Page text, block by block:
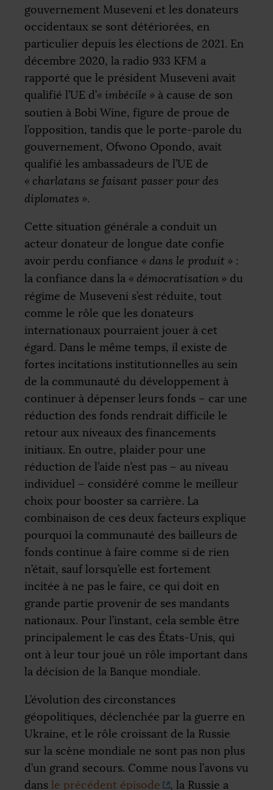
gouvernement Museveni et les donateurs
occidentaux se sont détériorées, en
particulier depuis les élections de 2021. En
décembre 2020, la radio 933 KFM a
rapporté que le président Museveni avait
qualifié l’UE d’« imbécile » à cause de son
soutien à Bobi Wine, figure de proue de
l’opposition, tandis que le porte-parole du
gouvernement, Ofwono Opondo, avait
qualifié les ambassadeurs de l’UE de
« charlatans se faisant passer pour des
diplomates ».
Cette situation générale a conduit un
acteur donateur de longue date confie
avoir perdu confiance « dans le produit » :
la confiance dans la « démocratisation » du
régime de Museveni s’est réduite, tout
comme le rôle que les donateurs
internationaux pourraient jouer à cet
égard. Dans le même temps, il existe de
fortes incitations institutionnelles au sein
de la communauté du développement à
continuer à dépenser leurs fonds – car une
réduction des fonds rendrait difficile le
retour aux niveaux des financements
initiaux. En outre, plaider pour une
réduction de l’aide n’est pas – au niveau
individuel – considéré comme le meilleur
choix pour booster sa carrière. La
combinaison de ces deux facteurs explique
pourquoi la communauté des bailleurs de
fonds continue à faire comme si de rien
n’était, sauf lorsqu’elle est fortement
incitée à ne pas le faire, ce qui doit en
grande partie provenir de ses mandants
nationaux. Pour l’instant, cela semble être
principalement le cas des États-Unis, qui
ont à leur tour joué un rôle important dans
la décision de la Banque mondiale.
L’évolution des circonstances
géopolitiques, déclenchée par la guerre en
Ukraine, et le rôle croissant de la Russie
sur la scène mondiale ne sont pas non plus
d’un grand secours. Comme nous l’avons vu
dans le précédent épisode , la Russie a